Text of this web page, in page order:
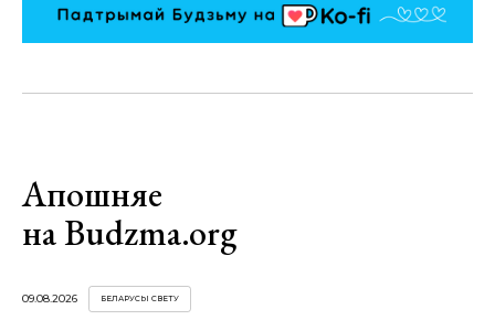
Апошняе
на Budzma.org
09.08.2026 БЕЛАРУСЫ СВЕТУ